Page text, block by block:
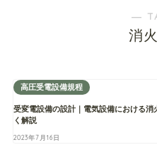
―
消
高圧受電設備規程
受変電設備の設計｜電気設備における
く解説
2023年7月16日